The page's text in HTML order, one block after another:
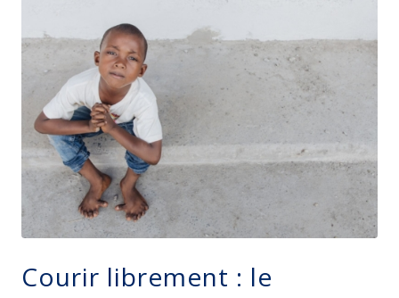
Courir librement : le